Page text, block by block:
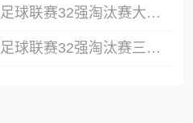
08月03日佛山西甲足球联赛32强淘汰赛大塘控股VS茂名市点都得全场录像
08月03日佛山西甲足球联赛32强淘汰赛三水乐民兴健力宝VS中国澳门澳科精英全场录像